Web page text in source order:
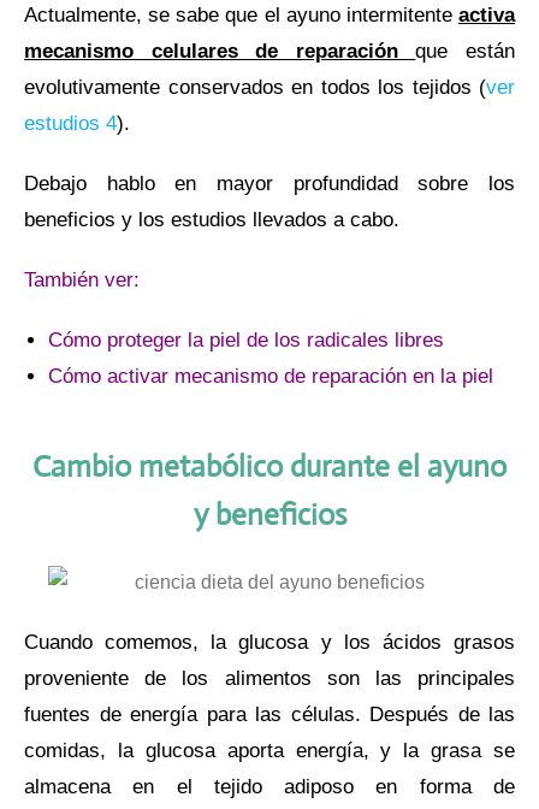
Actualmente, se sabe que el ayuno intermitente activa
mecanismo celulares de reparaciónque están
evolutivamente conservados en todos los tejidos (ver
estudios 4).
Debajo hablo en mayor profundidad sobre los
beneficios y los estudios llevados a cabo.
También ver:
Cómo proteger la piel de los radicales libres
Cómo activar mecanismo de reparación en la piel
Cambio metabólico durante el ayuno
y beneficios
Cuando comemos, la glucosa y los ácidos grasos
proveniente de los alimentos son las principales
fuentes de energía para las células. Después de las
comidas, la glucosa aporta energía, y la grasa se
almacena en el tejido adiposo en forma de